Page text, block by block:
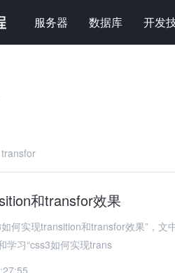
服务器 数据库 开发
transfor
和transfor效果
何实现transition和transfor效果”，
学习“css3如何实现trans